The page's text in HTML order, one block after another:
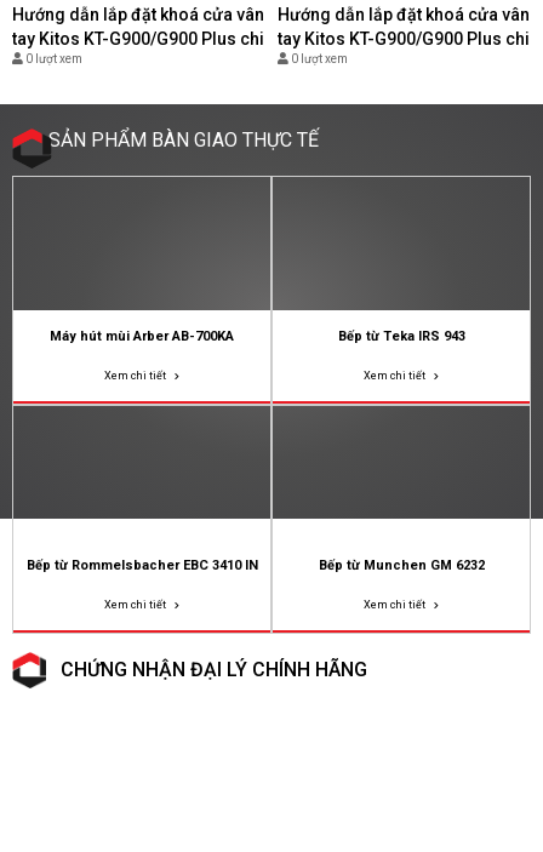
Hướng dẫn lắp đặt khoá cửa vân
tay Kitos KT-G900/G900 Plus chi
tiết nhất - (Copy)
0 lượt xem
Hướng dẫn lắp đặt khoá cửa vân
tay Kitos KT-G900/G900 Plus chi
tiết nhất - (Copy)
0 lượt xem
SẢN PHẨM BÀN GIAO THỰC TẾ
Máy hút mùi Arber AB-700KA
Xem chi tiết
Bếp từ Teka IRS 943
Xem chi tiết
Bếp từ Rommelsbacher EBC 3410 IN
Xem chi tiết
Bếp từ Munchen GM 6232
Xem chi tiết
CHỨNG NHẬN ĐẠI LÝ CHÍNH HÃNG